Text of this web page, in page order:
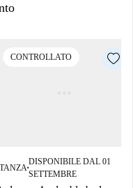
CONTROLLATO
■
DISPONIBILE DAL 01
SETTEMBRE